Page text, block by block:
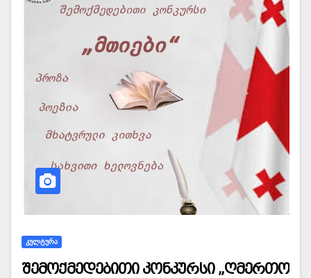
ᲙᲣᲚᲢᲣᲠᲐ
შემოქმედებითი კონკურსი „ღმერთო